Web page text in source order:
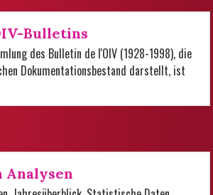
Bulletins
des Bulletin de l'OIV (1928-1998), die
Dokumentationsbestand darstellt, ist
Analysen